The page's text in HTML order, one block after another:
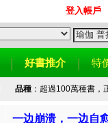
登入帳戶
好書推介 特
品種：超過100萬種書，
一边崩溃，一边自